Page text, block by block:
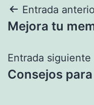
de
entradas
Entrada
Mejora tu
Entrada siguiente
Consejos